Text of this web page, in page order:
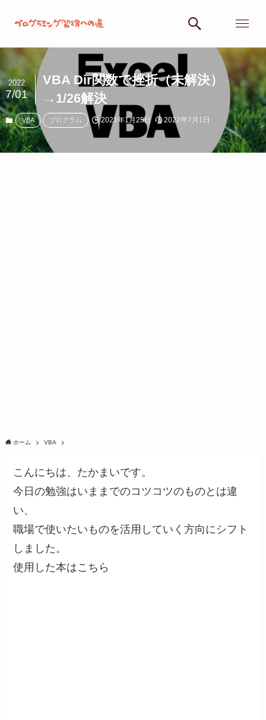
VBA Dir関数で挫折（未解決）
→1/26解決
2022
7/01
VBA プログラム 2021年1月25日 2022年7月1日
ホーム VBA
こんにちは、たかまいです。
今日の勉強はいままでのコツコツのものとは違
い、
職場で使いたいものを活用していく方向にシフト
しました。
使用した本はこちら